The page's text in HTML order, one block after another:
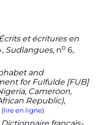
des langues
Les Langues de
Malherbe, ed.
est utilisé pour
voir lafiche langue du
Écrits et écritures en
Sudlangues, no6,
and
for Fulfulde [FUB]
Cameroon,
Republic),
(lire en ligne)